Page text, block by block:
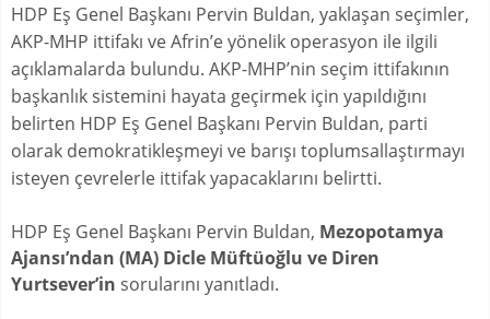
HDP Eş Genel Başkanı Pervin Buldan, yaklaşan seçimler,
AKP-MHP ittifakı ve Afrin’e yönelik operasyon ile ilgili
açıklamalarda bulundu. AKP-MHP’nin seçim ittifakının
başkanlık sistemini hayata geçirmek için yapıldığını
belirten HDP Eş Genel Başkanı Pervin Buldan, parti
olarak demokratikleşmeyi ve barışı toplumsallaştırmayı
isteyen çevrelerle ittifak yapacaklarını belirtti.
HDP Eş Genel Başkanı Pervin Buldan, Mezopotamya
Ajansı’ndan (MA) Dicle Müftüoğlu ve Diren
Yurtsever’in sorularını yanıtladı.